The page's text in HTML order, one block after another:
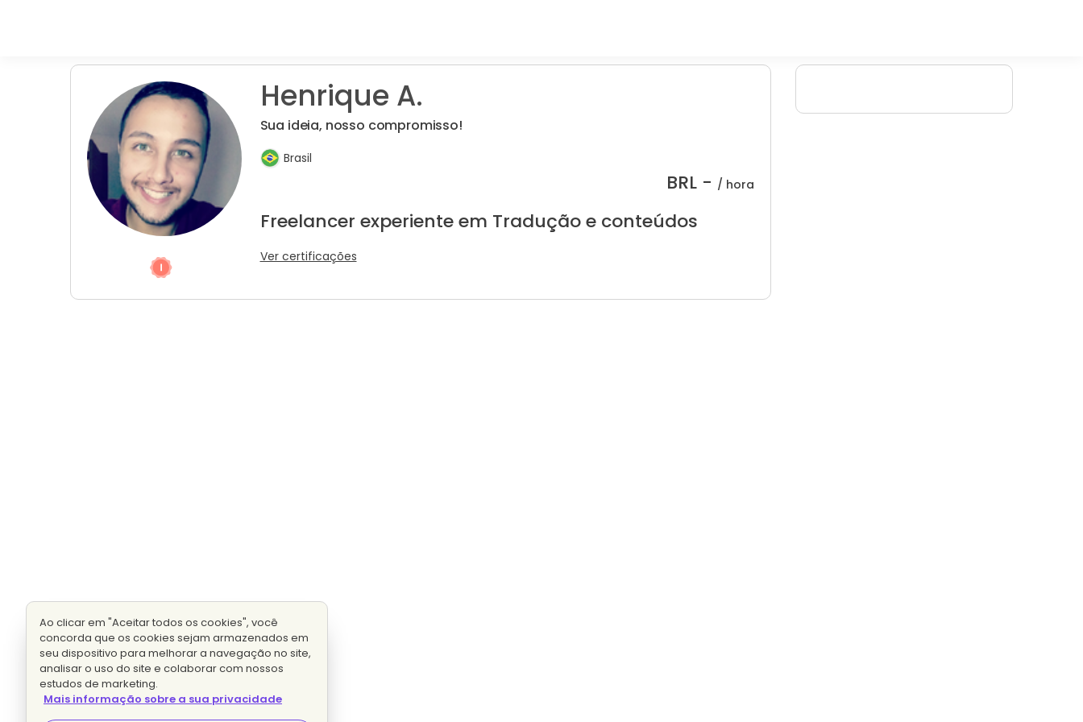
Henrique A.
Sua ideia, nosso compromisso!
Brasil
BRL - / hora
Freelancer experiente em Tradução e conteúdos
Ver certificações
Ao clicar em "Aceitar todos os cookies", você
concorda que os cookies sejam armazenados em
seu dispositivo para melhorar a navegação no site,
analisar o uso do site e colaborar com nossos
estudos de marketing.
Mais informação sobre a sua privacidade